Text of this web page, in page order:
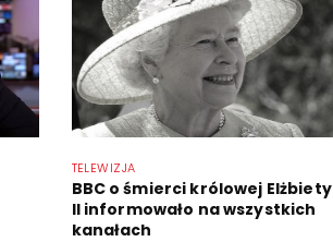
TELEWIZJA
BBC o śmierci królowej Elżbiety
II informowało na wszystkich
kanałach